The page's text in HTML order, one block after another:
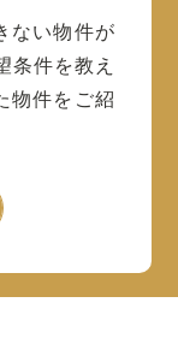
ない物件が
条件を教え
物件をご紹